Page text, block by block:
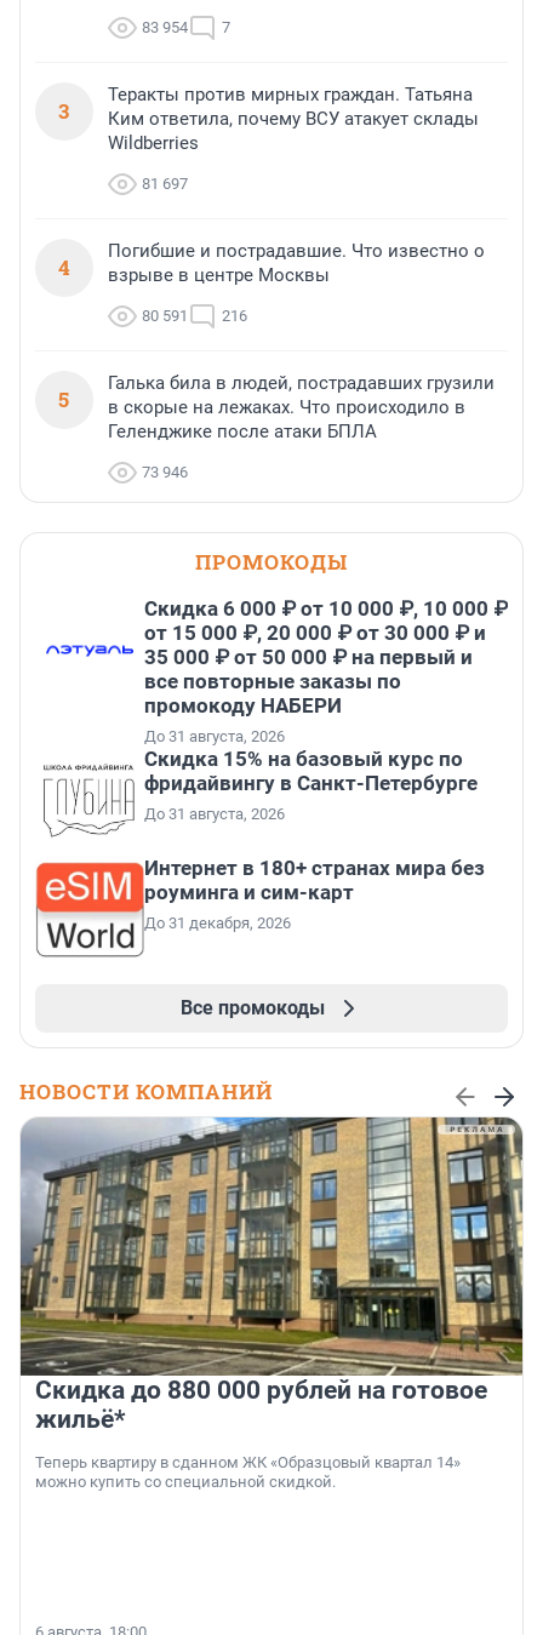
83 954 7
3
Теракты против мирных граждан. Татьяна
Ким ответила, почему ВСУ атакует склады
Wildberries
81 697
4
Погибшие и пострадавшие. Что известно о
взрыве в центре Москвы
80 591 216
5
Галька била в людей, пострадавших грузили
в скорые на лежаках. Что происходило в
Геленджике после атаки БПЛА
73 946
ПРОМОКОДЫ
Скидка 6 000 ₽ от 10 000 ₽, 10 000 ₽
от 15 000 ₽, 20 000 ₽ от 30 000 ₽ и
35 000 ₽ от 50 000 ₽ на первый и
все повторные заказы по
промокоду НАБЕРИ
До 31 августа, 2026
Скидка 15% на базовый курс по
фридайвингу в Санкт-Петербурге
До 31 августа, 2026
Интернет в 180+ странах мира без
роуминга и сим-карт
До 31 декабря, 2026
Все промокоды
НОВОСТИ КОМПАНИЙ
Скидка до 880 000 рублей на готовое
жильё*
Теперь квартиру в сданном ЖК «Образцовый квартал 14»
можно купить со специальной скидкой.